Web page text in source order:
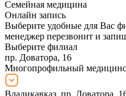
Семейная медицина
Онлайн запись
Выберите удобные для Вас
менеджер перезвонит и
Выберите филиал
пр. Доватора, 16
Многопрофильный
Владикавказ, пр. Доватора,